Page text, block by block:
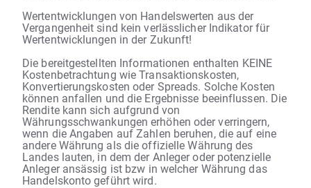
Wertentwicklungen von Handelswerten aus der
Vergangenheit sind kein verlässlicher Indikator für
Wertentwicklungen in der Zukunft!
Die bereitgestellten Informationen enthalten KEINE
Kostenbetrachtung wie Transaktionskosten,
Konvertierungskosten oder Spreads. Solche Kosten
können anfallen und die Ergebnisse beeinflussen. Die
Rendite kann sich aufgrund von
Währungsschwankungen erhöhen oder verringern,
wenn die Angaben auf Zahlen beruhen, die auf eine
andere Währung als die offizielle Währung des
Landes lauten, in dem der Anleger oder potenzielle
Anleger ansässig ist bzw in welcher Währung das
Handelskonto geführt wird.